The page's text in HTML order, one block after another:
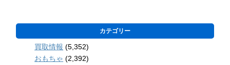
カテゴリー
買取情報 (5,352)
おもちゃ (2,392)